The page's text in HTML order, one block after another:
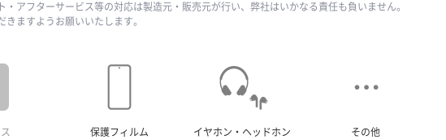
アフターサービス等の対応は製造元・販売元が行い、弊社はいかなる責任も負いません。
ますようお願いいたします。
保護フィルム イヤホン・ヘッドホン その他